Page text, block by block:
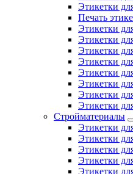
Этикетки
Печать
Этикетки
Этикетки
Этикетки
Этикетки
Этикетки
Этикетки
Этикетки
Этикетки
Стройматериалы
Этикетки
Этикетки
Этикетки
Этикетки
Этикетки